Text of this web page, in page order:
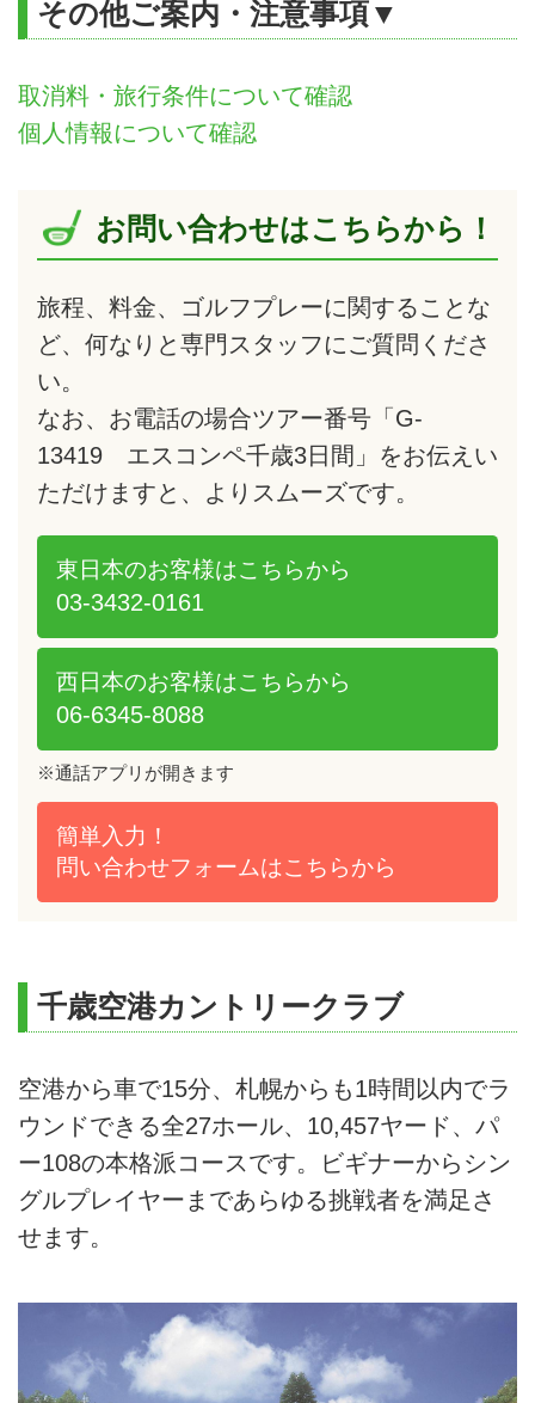
その他ご案内・注意事項▼
取消料・旅行条件について確認
個人情報について確認
お問い合わせはこちらから！
旅程、料金、ゴルフプレーに関することな
ど、何なりと専門スタッフにご質問くださ
い。
なお、お電話の場合ツアー番号「G-
13419 エスコンペ千歳3日間」をお伝えい
ただけますと、よりスムーズです。
東日本のお客様はこちらから
03-3432-0161
西日本のお客様はこちらから
06-6345-8088
簡単入力！
問い合わせフォームはこちらから
※通話アプリが開きます
千歳空港カントリークラブ
空港から車で15分、札幌からも1時間以内でラ
ウンドできる全27ホール、10,457ヤード、パ
ー108の本格派コースです。ビギナーからシン
グルプレイヤーまであらゆる挑戦者を満足さ
せます。